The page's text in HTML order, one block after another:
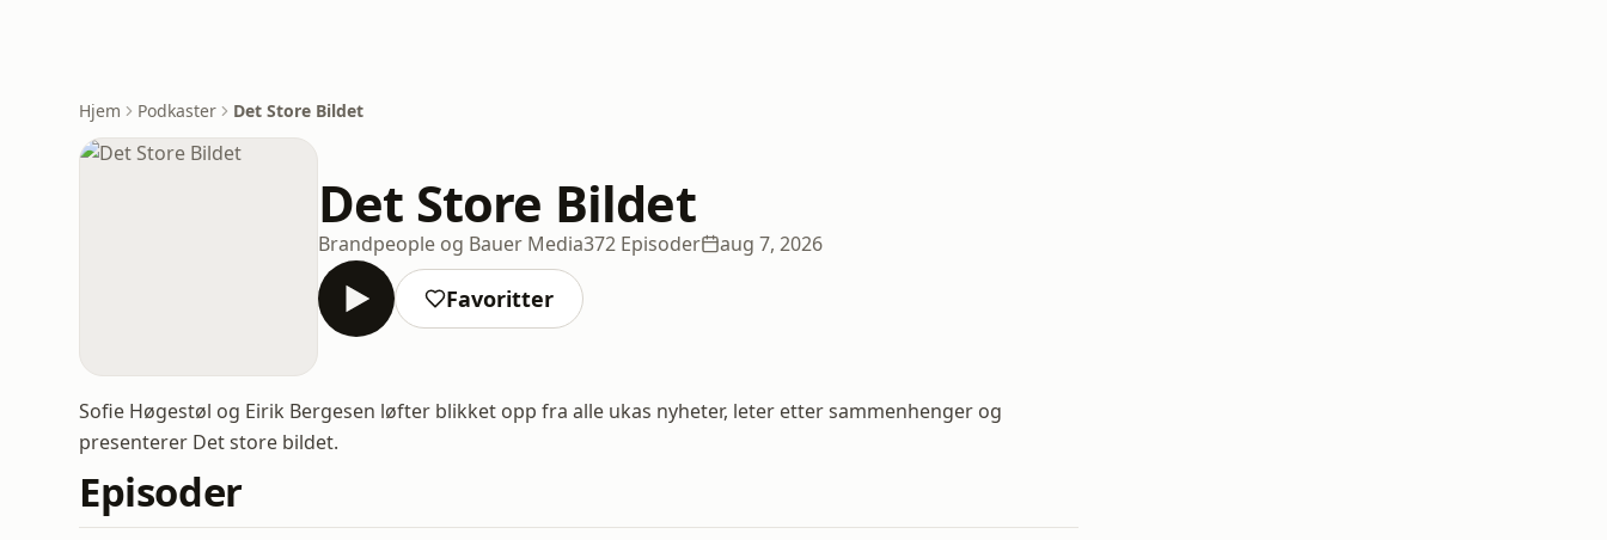
Hjem Podkaster Det Store Bildet
Det Store Bildet
Brandpeople og Bauer Media372 Episoder aug 7, 2026
Favoritter
Sofie Høgestøl og Eirik Bergesen løfter blikket opp fra alle ukas nyheter, leter etter sammenhenger og
presenterer Det store bildet.
Episoder